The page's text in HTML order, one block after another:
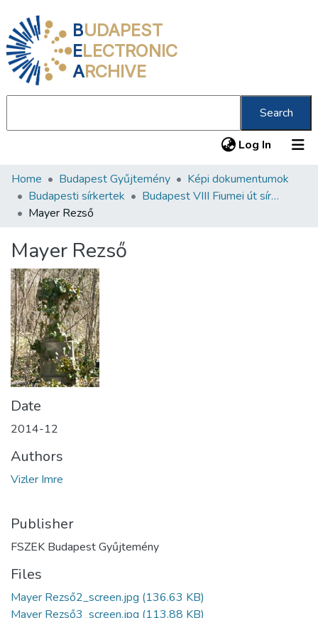
BUDAPEST
ELECTRONIC
ARCHIVE
Search
Log In (current)
Communities & Collections
All of DSpace
About us
Home Budapest Gyűjtemény
Képi dokumentumok
Budapesti sírkertek
Budapest VIII Fiumei út sírkert 3. rész
Mayer Rezső
Mayer Rezső
Date
2014-12
Authors
Vizler Imre
Publisher
FSZEK Budapest Gyűjtemény
Files
Mayer Rezső2_screen.jpg (136.63 KB)
Mayer Rezső3_screen.jpg (113.88 KB)